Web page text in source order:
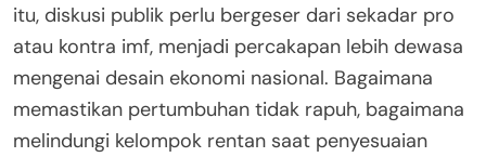
itu, diskusi publik perlu bergeser dari sekadar pro
atau kontra imf, menjadi percakapan lebih dewasa
mengenai desain ekonomi nasional. Bagaimana
memastikan pertumbuhan tidak rapuh, bagaimana
melindungi kelompok rentan saat penyesuaian